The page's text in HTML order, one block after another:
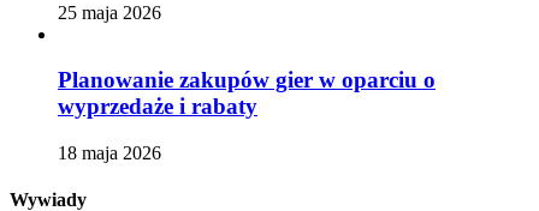
25 maja 2026
Planowanie zakupów gier w oparciu o
wyprzedaże i rabaty
18 maja 2026
Wywiady